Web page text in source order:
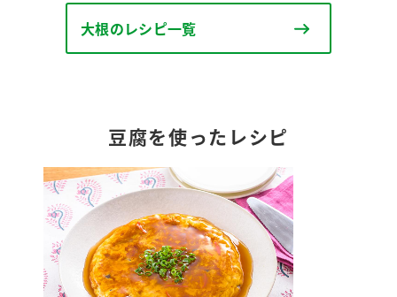
大根のレシピ一覧
豆腐を使ったレシピ